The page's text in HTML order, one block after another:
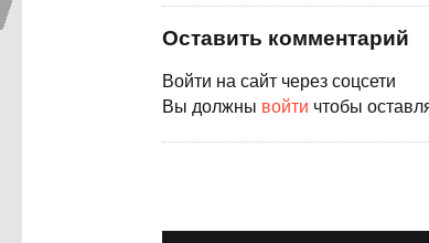
Оставить комментарий
Войти на сайт через соцсети
Вы должны войти чтобы